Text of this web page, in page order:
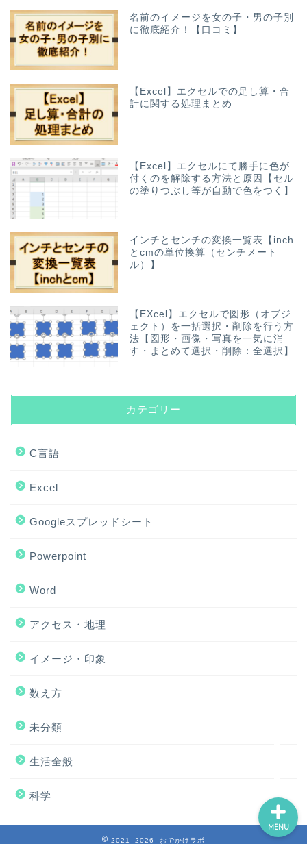
名前のイメージを女の子・男の子別
に徹底紹介！【口コミ】
【Excel】エクセルでの足し算・合
計に関する処理まとめ
【Excel】エクセルにて勝手に色が
付くのを解除する方法と原因【セル
の塗りつぶし等が自動で色をつく】
インチとセンチの変換一覧表【inch
とcmの単位換算（センチメート
ル）】
【EXcel】エクセルで図形（オブジ
ェクト）を一括選択・削除を行う方
法【図形・画像・写真を一気に消
す・まとめて選択・削除：全選択】
カテゴリー
C言語
Excel
Googleスプレッドシート
Powerpoint
Word
アクセス・地理
イメージ・印象
数え方
未分類
生活全般
科学
2021–2026 おでかけラボ
MENU